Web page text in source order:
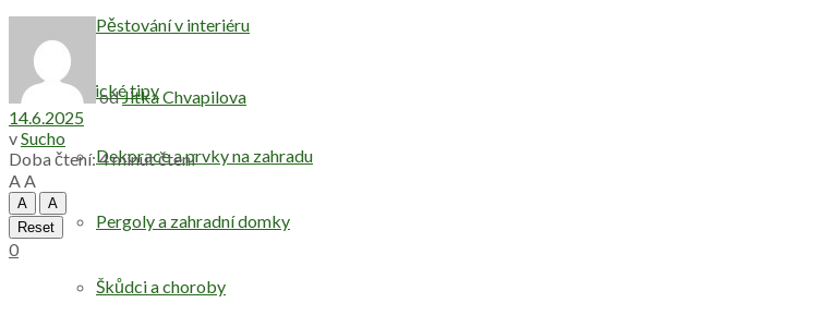
Pěstování v interiéru
Praktické tipy
Dekorace a prvky na zahradu
Pergoly a zahradní domky
Škůdci a choroby
odJitka Chvapilova
14.6.2025
vSucho
Doba čtení: 4 minut čtení
AA
A
A
Reset
0